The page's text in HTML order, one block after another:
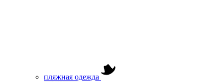
пляжная одежда